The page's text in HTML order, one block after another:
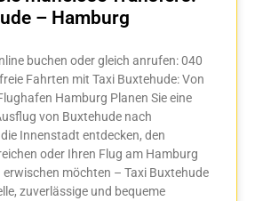
– Hamburg
buchen oder gleich anrufen: 040
Fahrten mit Taxi Buxtehude: Von
Hamburg Planen Sie eine
von Buxtehude nach
Innenstadt entdecken, den
oder Ihren Flug am Hamburg
möchten – Taxi Buxtehude
zuverlässige und bequeme